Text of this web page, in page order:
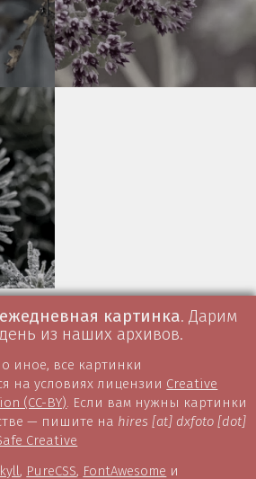
картинка. Дарим
из наших архивов.
иное, все картинки
на условиях лицензии Creative
(CC-BY). Если вам нужны картинки
— пишите на hires [at] dxfoto [dot]
Creative
, PureCSS, FontAwesome и